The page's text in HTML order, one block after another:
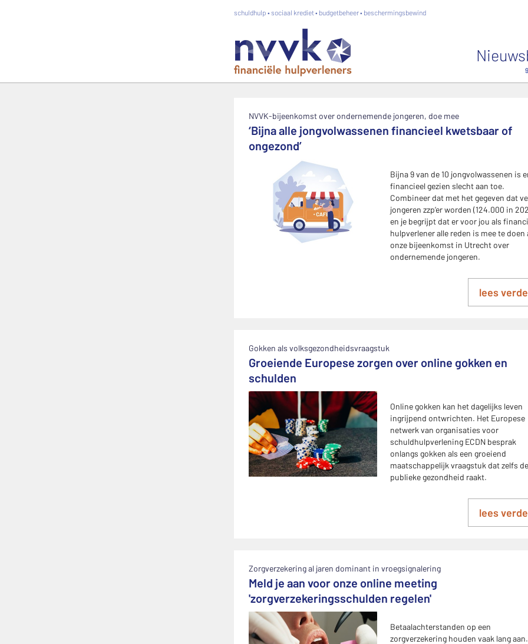
schuldhulp • sociaal krediet • budgetbeheer • beschermingsbewind
NVVK-bijeenkomst over ondernemende jongeren, doe mee
‘Bijna alle jongvolwassenen financieel kwetsbaar of
ongezond’
Bijna 9 van de 10 jongvolwassenen is
financieel gezien slecht aan toe.
Combineer dat met het gegeven dat
jongeren zzp’er worden (124.000 in
en je begrijpt dat er voor jou als
hulpverlener alle reden is mee te doen
onze bijeenkomst in Utrecht over
ondernemende jongeren.
lees
Gokken als volksgezondheidsvraagstuk
Groeiende Europese zorgen over online gokken en
schulden
Online gokken kan het dagelijks leven
ingrijpend ontwrichten. Het Europese
netwerk van organisaties voor
schuldhulpverlening ECDN besprak
onlangs gokken als een groeiend
maatschappelijk vraagstuk dat zelfs de
publieke gezondheid raakt.
lees
Zorgverzekering al jaren dominant in vroegsignalering
Meld je aan voor onze online meeting
'zorgverzekeringsschulden regelen'
Betaalachterstanden op een
zorgverzekering houden vaak lang